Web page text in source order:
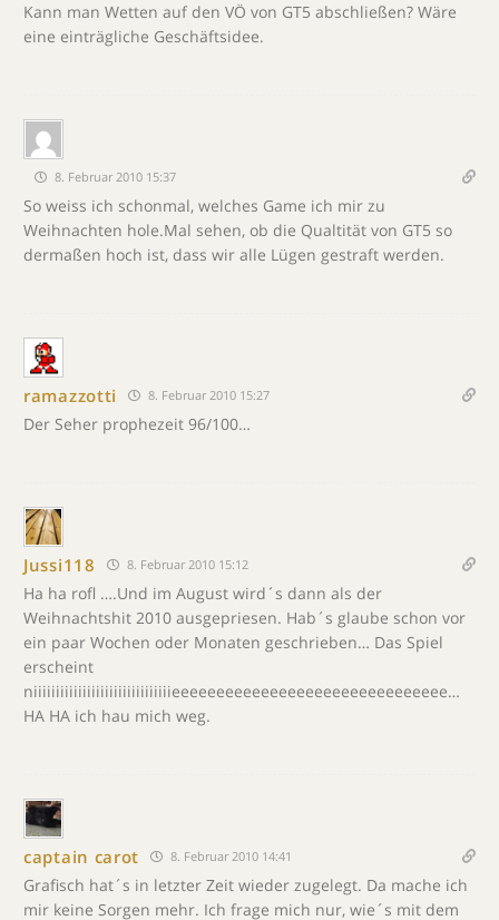
Kann man Wetten auf den VÖ von GT5 abschließen? Wäre
eine einträgliche Geschäftsidee.
8. Februar 2010 15:37
So weiss ich schonmal, welches Game ich mir zu
Weihnachten hole.Mal sehen, ob die Qualtität von GT5 so
dermaßen hoch ist, dass wir alle Lügen gestraft werden.
ramazzotti 8. Februar 2010 15:27
Der Seher prophezeit 96/100…
Jussi118 8. Februar 2010 15:12
Ha ha rofl ….Und im August wird´s dann als der
Weihnachtshit 2010 ausgepriesen. Hab´s glaube schon vor
ein paar Wochen oder Monaten geschrieben… Das Spiel
erscheint
niiiiiiiiiiiiiiiiiiiiiiiiiiiiiiieeeeeeeeeeeeeeeeeeeeeeeeeeeeeee…
HA HA ich hau mich weg.
captain carot 8. Februar 2010 14:41
Grafisch hat´s in letzter Zeit wieder zugelegt. Da mache ich
mir keine Sorgen mehr. Ich frage mich nur, wie´s mit dem